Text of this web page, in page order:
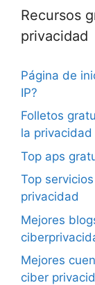
Recursos
privacidad
Página de
IP?
Folletos
la privacidad
Top aps
Top
privacidad
Mejores
Mejores
ciber